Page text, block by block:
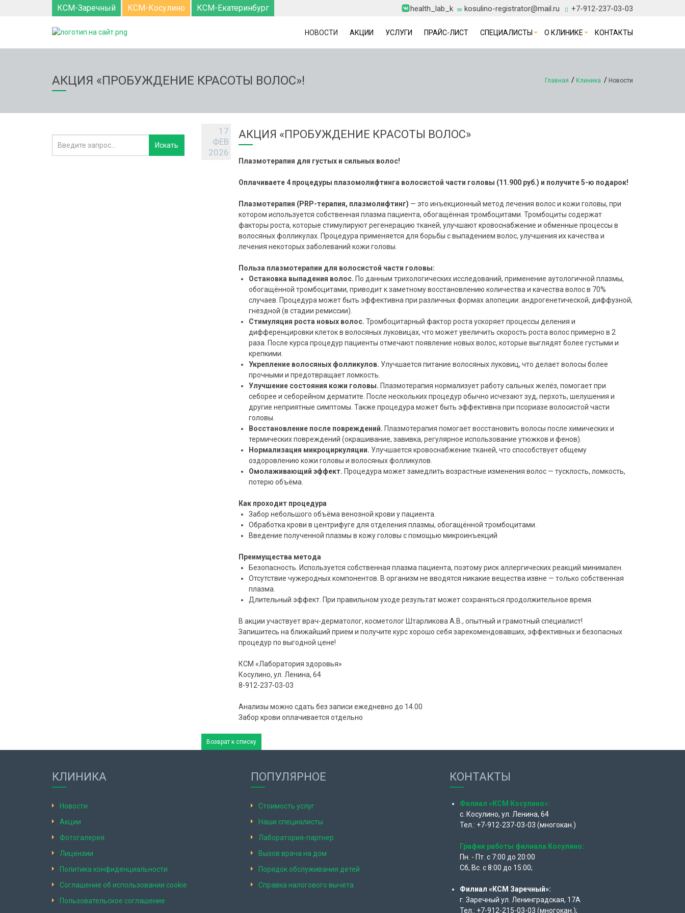
КСМ-Заречный КСМ-Косулино КСМ-Екатеринбург +7-912-237-03-03
kosulino-registrator@mail.ru
health_lab_k
НОВОСТИ АКЦИИ УСЛУГИ ПРАЙС-ЛИСТ СПЕЦИАЛИСТЫ О КЛИНИКЕ КОНТАКТЫ
АКЦИЯ «ПРОБУЖДЕНИЕ КРАСОТЫ ВОЛОС»! Главная Клиника Новости
17
ФЕВ
2026
АКЦИЯ «ПРОБУЖДЕНИЕ КРАСОТЫ ВОЛОС»
Плазмотерапия для густых и сильных волос!
Оплачиваете 4 процедуры плазомолифтинга волосистой части головы (11.900 руб.) и получите 5-ю подарок!
Плазмотерапия (PRP-терапия, плазмолифтинг) — это инъекционный метод лечения волос и кожи головы, при
котором используется собственная плазма пациента, обогащённая тромбоцитами. Тромбоциты содержат
факторы роста, которые стимулируют регенерацию тканей, улучшают кровоснабжение и обменные процессы в
волосяных фолликулах. Процедура применяется для борьбы с выпадением волос, улучшения их качества и
лечения некоторых заболеваний кожи головы.
Польза плазмотерапии для волосистой части головы:
Остановка выпадения волос. По данным трихологических исследований, применение аутологичной плазмы,
обогащённой тромбоцитами, приводит к заметному восстановлению количества и качества волос в 70%
случаев. Процедура может быть эффективна при различных формах алопеции: андрогенетической, диффузной,
гнёздной (в стадии ремиссии).
Стимуляция роста новых волос. Тромбоцитарный фактор роста ускоряет процессы деления и
дифференцировки клеток в волосяных луковицах, что может увеличить скорость роста волос примерно в 2
раза. После курса процедур пациенты отмечают появление новых волос, которые выглядят более густыми и
крепкими.
Укрепление волосяных фолликулов. Улучшается питание волосяных луковиц, что делает волосы более
прочными и предотвращает ломкость.
Улучшение состояния кожи головы. Плазмотерапия нормализует работу сальных желёз, помогает при
себорее и себорейном дерматите. После нескольких процедур обычно исчезают зуд, перхоть, шелушения и
другие неприятные симптомы. Также процедура может быть эффективна при псориазе волосистой части
головы.
Восстановление после повреждений. Плазмотерапия помогает восстановить волосы после химических и
термических повреждений (окрашивание, завивка, регулярное использование утюжков и фенов).
Нормализация микроциркуляции. Улучшается кровоснабжение тканей, что способствует общему
оздоровлению кожи головы и волосяных фолликулов.
Омолаживающий эффект. Процедура может замедлить возрастные изменения волос — тусклость, ломкость,
потерю объёма.
Как проходит процедура
Забор небольшого объёма венозной крови у пациента.
Обработка крови в центрифуге для отделения плазмы, обогащённой тромбоцитами.
Введение полученной плазмы в кожу головы с помощью микроинъекций
Преимущества метода
Безопасность. Используется собственная плазма пациента, поэтому риск аллергических реакций минимален.
Отсутствие чужеродных компонентов. В организм не вводятся никакие вещества извне — только собственная
плазма.
Длительный эффект. При правильном уходе результат может сохраняться продолжительное время.
В акции участвует врач-дерматолог, косметолог Штарликова А.В., опытный и грамотный специалист!
Запишитесь на ближайший прием и получите курс хорошо себя зарекомендовавших, эффективных и безопасных
процедур по выгодной цене!
КСМ «Лаборатория здоровья»
Косулино, ул. Ленина, 64
8-912-237-03-03
Анализы можно сдать без записи ежедневно до 14.00
Забор крови оплачивается отдельно
Возврат к списку
КЛИНИКА
Новости
Акции
Фотогалерея
Лицензии
Политика конфиденциальности
Соглашение об использовании cookie
Пользовательское соглашение
ПОПУЛЯРНОЕ
Стоимость услуг
Наши специалисты
Лаборатория-партнер
Вызов врача на дом
Порядок обслуживания детей
Справка налогового вычета
КОНТАКТЫ
Филиал «КСМ Косулино»:
с. Косулино, ул. Ленина, 64
Тел.: +7-912-237-03-03 (многокан.)
График работы филиала Косулино:
Пн. - Пт. с 7:00 до 20:00
Сб, Вс. с 8:00 до 15:00;
Филиал «КСМ Заречный»:
г. Заречный ул. Ленинградская, 17А
Тел.: +7-912-215-03-03 (многокан.);